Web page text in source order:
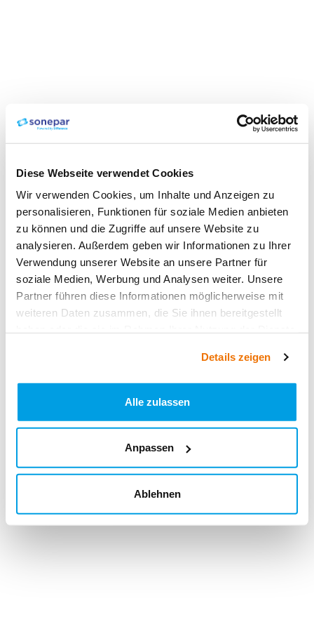
Diese Webseite verwendet Cookies
Wir verwenden Cookies, um Inhalte und Anzeigen zu
personalisieren, Funktionen für soziale Medien anbieten
zu können und die Zugriffe auf unsere Website zu
analysieren. Außerdem geben wir Informationen zu Ihrer
Verwendung unserer Website an unsere Partner für
soziale Medien, Werbung und Analysen weiter. Unsere
Partner führen diese Informationen möglicherweise mit
weiteren Daten zusammen, die Sie ihnen bereitgestellt
Details zeigen
Alle zulassen
Anpassen
Ablehnen